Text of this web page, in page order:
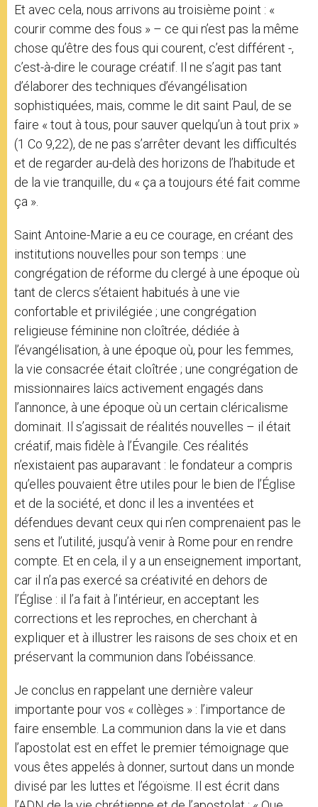
Et avec cela, nous arrivons au troisième point : «
courir comme des fous » – ce qui n’est pas la même
chose qu’être des fous qui courent, c’est différent -,
c’est-à-dire le courage créatif. Il ne s’agit pas tant
d’élaborer des techniques d’évangélisation
sophistiquées, mais, comme le dit saint Paul, de se
faire « tout à tous, pour sauver quelqu’un à tout prix »
(1 Co 9,22), de ne pas s’arrêter devant les difficultés
et de regarder au-delà des horizons de l’habitude et
de la vie tranquille, du « ça a toujours été fait comme
ça ».
Saint Antoine-Marie a eu ce courage, en créant des
institutions nouvelles pour son temps : une
congrégation de réforme du clergé à une époque où
tant de clercs s’étaient habitués à une vie
confortable et privilégiée ; une congrégation
religieuse féminine non cloîtrée, dédiée à
l’évangélisation, à une époque où, pour les femmes,
la vie consacrée était cloîtrée ; une congrégation de
missionnaires laïcs activement engagés dans
l’annonce, à une époque où un certain cléricalisme
dominait. Il s’agissait de réalités nouvelles – il était
créatif, mais fidèle à l’Évangile. Ces réalités
n’existaient pas auparavant : le fondateur a compris
qu’elles pouvaient être utiles pour le bien de l’Église
et de la société, et donc il les a inventées et
défendues devant ceux qui n’en comprenaient pas le
sens et l’utilité, jusqu’à venir à Rome pour en rendre
compte. Et en cela, il y a un enseignement important,
car il n’a pas exercé sa créativité en dehors de
l’Église : il l’a fait à l’intérieur, en acceptant les
corrections et les reproches, en cherchant à
expliquer et à illustrer les raisons de ses choix et en
préservant la communion dans l’obéissance.
Je conclus en rappelant une dernière valeur
importante pour vos « collèges » : l’importance de
faire ensemble. La communion dans la vie et dans
l’apostolat est en effet le premier témoignage que
vous êtes appelés à donner, surtout dans un monde
divisé par les luttes et l’égoïsme. Il est écrit dans